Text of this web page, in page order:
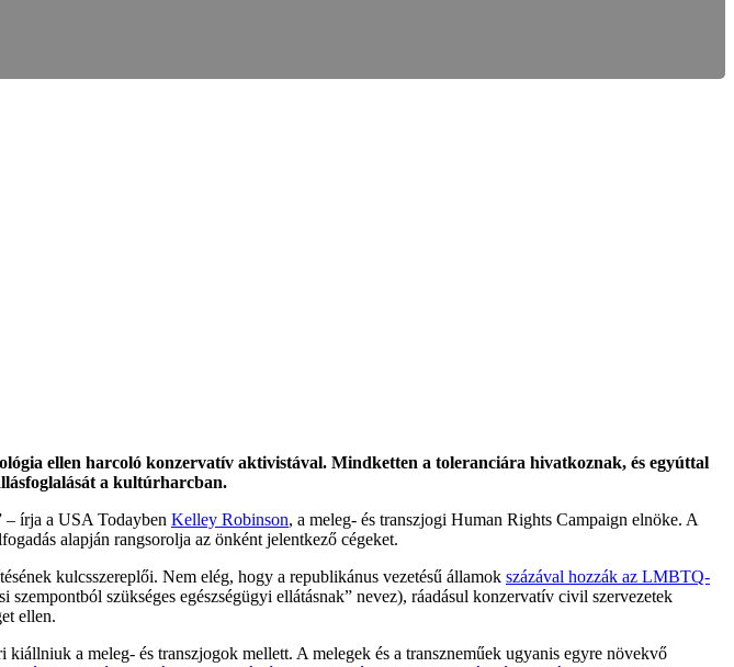
ellen harcoló konzervatív aktivistával. Mindketten a toleranciára hivatkoznak, és egyúttal
a kultúrharcban.
– írja a USA Todayben Kelley Robinson, a meleg- és transzjogi Human Rights Campaign elnöke. A
alapján rangsorolja az önként jelentkező cégeket.
kulcsszereplői. Nem elég, hogy a republikánus vezetésű államok százával hozzák az LMBTQ-
szempontból szükséges egészségügyi ellátásnak” nevez), ráadásul konzervatív civil szervezetek
ellen.
a meleg- és transzjogok mellett. A melegek és a transzneműek ugyanis egyre növekvő